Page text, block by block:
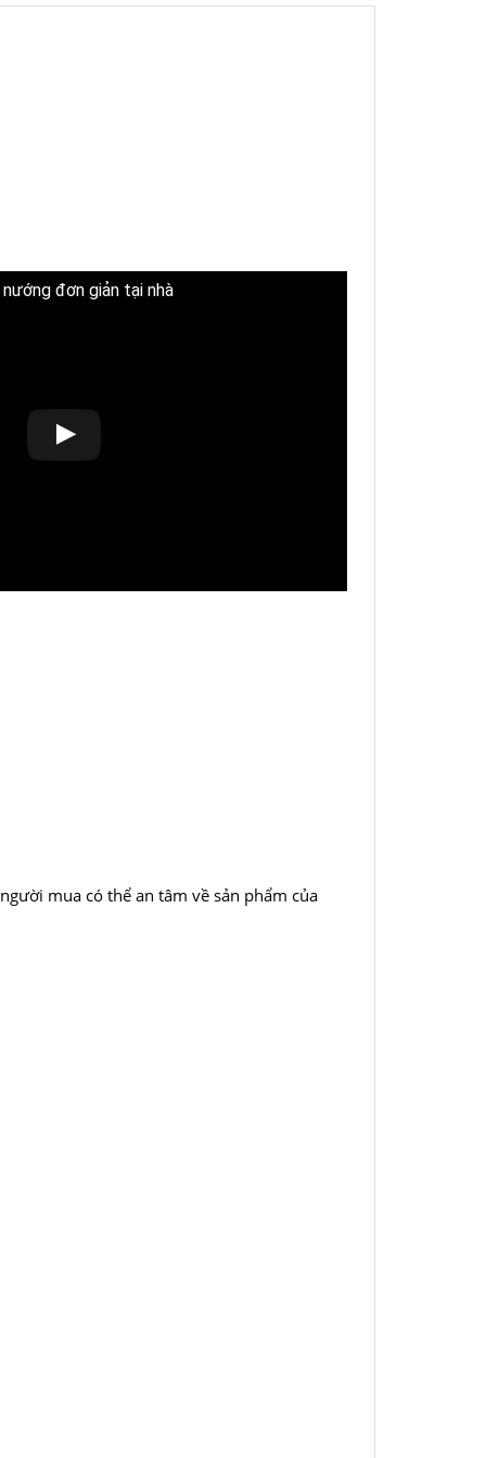
đơn giản tại nhà
mua có thể an tâm về sản phẩm của